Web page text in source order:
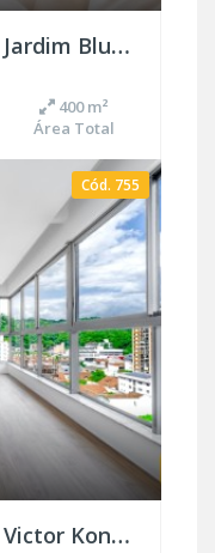
Apartamento no bairro Jardim Blumenau
400 m²
Área Total
Cód. 755
Apartamento no bairro Victor Konder